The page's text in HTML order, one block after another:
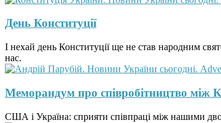
День Конституції
І нехай день Конституції ще не став народним
нас.
Меморандум про співробітництво
США і Україна: сприяти співпраці між нашими